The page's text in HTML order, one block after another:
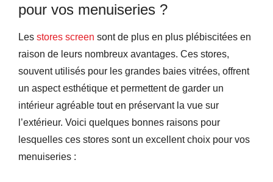
pour vos menuiseries ?
Les stores screen sont de plus en plus plébiscitées en
raison de leurs nombreux avantages. Ces stores,
souvent utilisés pour les grandes baies vitrées, offrent
un aspect esthétique et permettent de garder un
intérieur agréable tout en préservant la vue sur
l’extérieur. Voici quelques bonnes raisons pour
lesquelles ces stores sont un excellent choix pour vos
menuiseries :